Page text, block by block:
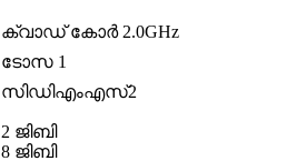
ക്വാഡ് കോർ 2.0GHz
ടോസ 1
സിഡിഎംഎസ്2
2 ജിബി
8 ജിബി